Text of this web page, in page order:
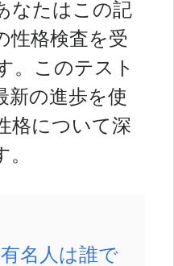
なたはこの記
性格検査を受
。このテスト
新の進歩を使
格について深
名人は誰で